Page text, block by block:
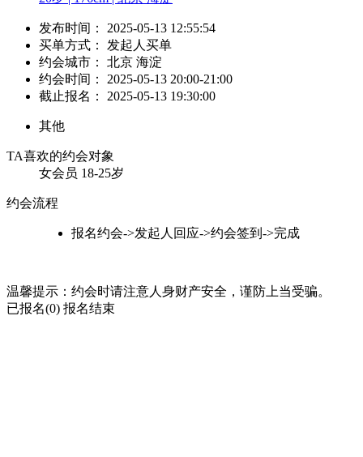
发布时间：
2025-05-13 12:55:54
买单方式：
发起人买单
约会城市：
北京 海淀
约会时间：
2025-05-13 20:00-21:00
截止报名： 2025-05-13 19:30:00
其他
TA喜欢的约会对象
女会员 18-25岁
约会流程
报名约会->发起人回应->约会签到->完成
温馨提示：约会时请注意人身财产安全，谨防上当受骗。
已报名(0) 报名结束